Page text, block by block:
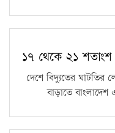
১৭ থেকে ২১ শতাংশ
দেশে বিদ্যুতের ঘাটতির
বাড়াতে বাংলাদেশ